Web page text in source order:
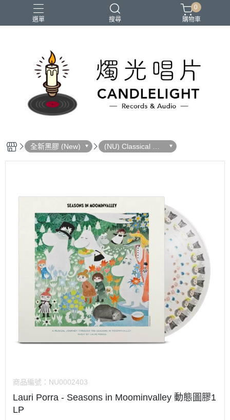
選單 搜尋
2026大港開唱 聖誕節 鏈鋸人蕾潔篇 黑潮好針
0
購物車
全新黑膠 (New)
(NU) Classical 古
典樂
商品編號： NU0002403
Lauri Porra - Seasons in Moominvalley 動態圖膠1
LP